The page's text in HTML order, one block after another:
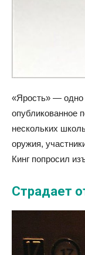
«Ярость» — одно
опубликованное
нескольких
оружия,
Кинг попросил
Страдает